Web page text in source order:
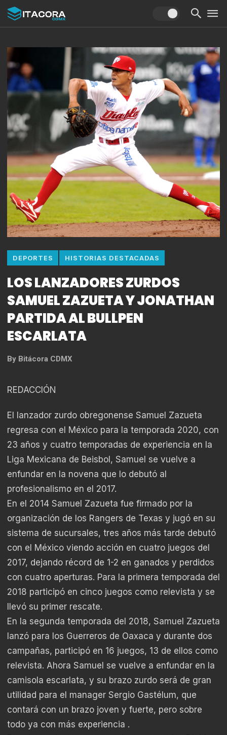
DEPORTES HISTORIAS DESTACADAS
LOS LANZADORES ZURDOS
SAMUEL ZAZUETA Y JONATHAN
PARTIDA AL BULLPEN
ESCARLATA
By Bitácora CDMX
REDACCIÓN
El lanzador zurdo obregonense Samuel Zazueta
regresa con el México para la temporada 2020, con
23 años y cuatro temporadas de experiencia en la
Liga Mexicana de Beisbol, Samuel se vuelve a
enfundar en la novena que lo debutó al
profesionalismo en el 2017.
En el 2014 Samuel Zazueta fue firmado por la
organización de los Rangers de Texas y jugó en su
sistema de sucursales, tres años más tarde debutó
con el México viendo acción en cuatro juegos del
2017, dejando récord de 1-2 en ganados y perdidos
con cuatro aperturas. Para la primera temporada del
2018 participó en cinco juegos como relevista y se
llevó su primer rescate.
En la segunda temporada del 2018, Samuel Zazueta
lanzó para los Guerreros de Oaxaca y durante dos
campañas, participó en 16 juegos, 13 de ellos como
relevista. Ahora Samuel se vuelve a enfundar en la
camisola escarlata, y su brazo zurdo será de gran
utilidad para el manager Sergio Gastélum, que
contará con un brazo joven y fuerte, pero sobre
todo ya con más experiencia .